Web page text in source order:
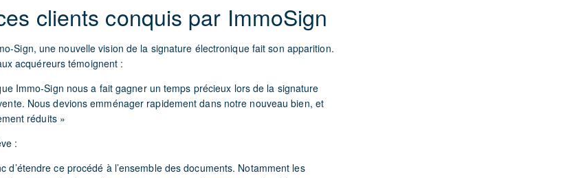
clients conquis par ImmoSign
Sign, une nouvelle vision de la signature électronique fait son apparition.
acquéreurs témoignent :
Immo-Sign nous a fait gagner un temps précieux lors de la signature
Nous devions emménager rapidement dans notre nouveau bien, et
réduits »
:
d’étendre ce procédé à l’ensemble des documents. Notamment les